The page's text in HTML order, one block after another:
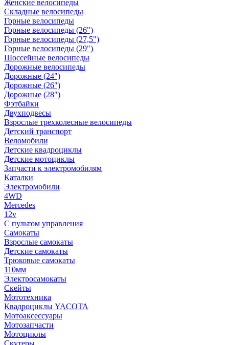
Женские велосипеды
Складные велосипеды
Горные велосипеды
Горные велосипеды (26")
Горные велосипеды (27,5")
Горные велосипеды (29")
Шоссейные велосипеды
Дорожные велосипеды
Дорожные (24")
Дорожные (26")
Дорожные (28")
Фэтбайки
Двухподвесы
Взрослые трехколесные велосипеды
Детский транспорт
Веломобили
Детские квадроциклы
Детские мотоциклы
Запчасти к электромобилям
Каталки
Электромобили
4WD
Mercedes
12v
С пультом управления
Самокаты
Взрослые самокаты
Детские самокаты
Трюковые самокаты
110мм
Электросамокаты
Скейты
Мототехника
Квадроциклы YACOTA
Мотоаксессуары
Мотозапчасти
Мотоциклы
Скутеры